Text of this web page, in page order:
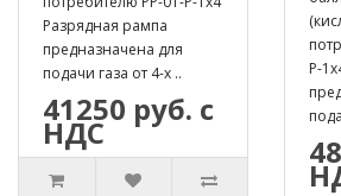
Разрядная рампа
предназначена для
подачи газа от 4-х ..
41250 руб. с
НДС
Р-